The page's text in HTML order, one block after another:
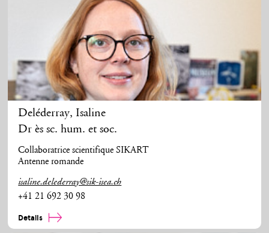
Deléderray,Isaline
Dr ès sc. hum. et soc.
Collaboratrice scientifique SIKART
Antenne romande
isaline.delederray@sik-isea.ch
+41 21 692 30 98
Details